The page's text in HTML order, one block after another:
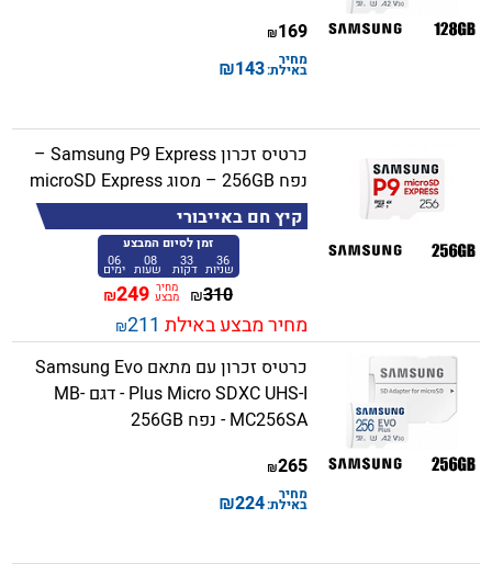
169
₪
מחיר
באילת:143
₪
כרטיס זכרון Samsung P9 Express –
נפח 256GB – מסוג microSD Express
קיץ חם באייבורי
זמן לסיום המבצע
36
שניות 33
דקות 08
שעות 06
ימים
310
₪ מחיר
מבצע 249
₪
מחיר מבצע באילת 211
₪
כרטיס זכרון עם מתאם Samsung Evo
Plus Micro SDXC UHS-I - דגם MB-
MC256SA - נפח 256GB
265
₪
מחיר
באילת:224
₪